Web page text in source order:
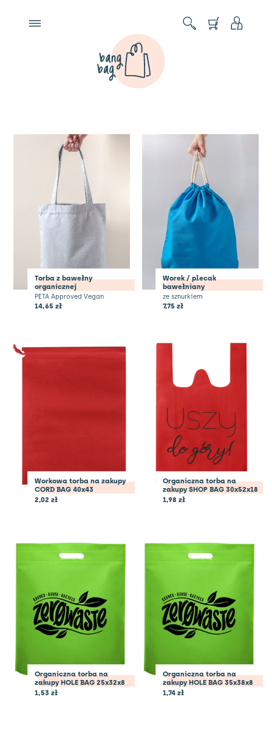
Torba z bawełny
organicznej
PETA Approved Vegan
14,65 zł
Worek / plecak
bawełniany
ze sznurkiem
7,75zł
Workowa torba na zakupy
CORD BAG 40x43
2,02 zł
Organiczna torba na
zakupy SHOP BAG 30x52x18
1,98zł
Organiczna torba na
zakupy HOLE BAG 25x32x8
1,53 zł
Organiczna torba na
zakupy HOLE BAG 35x38x8
1,74zł